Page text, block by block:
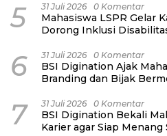
5 31 Juli 2026 0 Komentar
Mahasiswa LSPR Gelar
Dorong Inklusi
6 31 Juli 2026 0 Komentar
BSI Digination Ajak
Branding dan Bijak
7 31 Juli 2026 0 Komentar
BSI Digination Bekali
Karier agar Siap Menang